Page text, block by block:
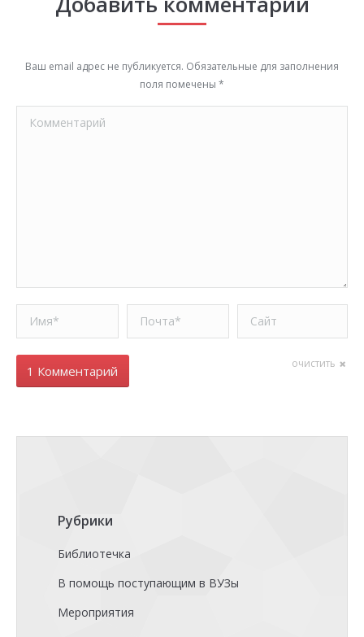
Ваш email адрес не публикуется. Обязательные для заполнения
поля помечены *
Комментарий
Имя * Почта * Сайт
очистить
1 Комментарий
Рубрики
Библиотечка
В помощь поступающим в ВУЗы
Мероприятия